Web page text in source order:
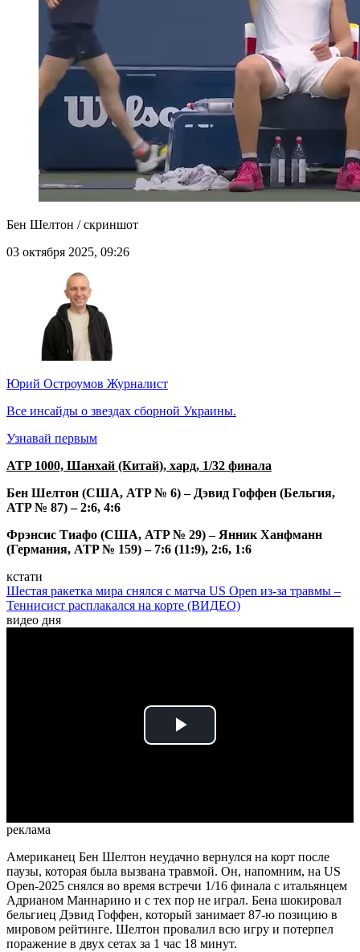
Бен Шелтон / скриншот
03 октября 2025, 09:26
Юрий Остроумов Журналист
Все инсайды о звездах сборной Украины.
Узнавай первым
ATP 1000, Шанхай (Китай), хард, 1/32 финала
Бен Шелтон (США, ATP № 6) – Дэвид Гоффен (Бельгия,
ATP № 87) – 2:6, 4:6
Фрэнсис Тиафо (США, ATP № 29) – Янник Ханфманн
(Германия, ATP № 159) – 7:6 (11:9), 2:6, 1:6
кстати
Шестая ракетка мира снялся с матча US Open из-за травмы –
Теннисист расплакался на корте (ВИДЕО)
видео дня
Play
реклама
Американец Бен Шелтон неудачно вернулся на корт после
паузы, которая была вызвана травмой. Он, напомним, на US
Open-2025 снялся во время встречи 1/16 финала с итальянцем
Адрианом Маннарино и с тех пор не играл. Бена шокировал
бельгиец Дэвид Гоффен, который занимает 87-ю позицию в
мировом рейтинге. Шелтон провалил всю игру и потерпел
поражение в двух сетах за 1 час 18 минут.